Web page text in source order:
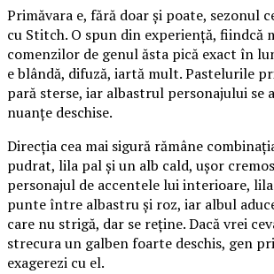
Primăvara e, fără doar și poate, sezonul
cu Stitch. O spun din experiență, fiindcă
comenzilor de genul ăsta pică exact în
e blândă, difuză, iartă mult. Pastelurile
pară sterse, iar albastrul personajului se
nuanțe deschise.
Direcția cea mai sigură rămâne
pudrat, lila pal și un alb cald, ușor
personajul de accentele lui interioare,
punte între albastru și roz, iar albul
care nu strigă, dar se reține. Dacă vrei
strecura un galben foarte deschis, gen
exagerezi cu el.